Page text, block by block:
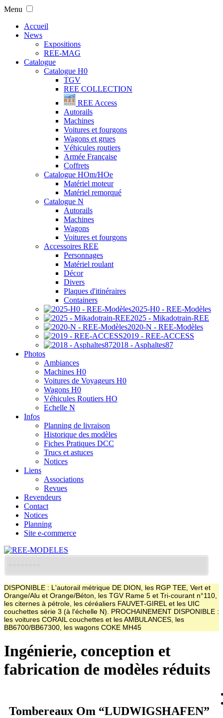
Menu
Accueil
News
Expositions
REE-MAG
Catalogue
Catalogue H0
TGV
REE COLLECTION
REE Access
Autorails
Machines
Voitures et fourgons
Wagons et grues
Véhicules routiers
Armée Française
Coffrets
Catalogue HOm/HOe
Matériel moteur
Matériel remorqué
Catalogue N
Autorails
Machines
Wagons
Voitures et fourgons
Accessoires REE
Personnages
Matériel roulant
Décor
Divers
Plaques d'itinéraires
Containers
2025-H0 - REE-Modèles
2025 - Mikadotrain-REE
2020-N - REE-Modèles
2019 - REE-ACCESS
2018 - Asphaltes87
Photos
Ambiances
Machines H0
Voitures de Voyageurs H0
Wagons H0
Véhicules Routiers HO
Echelle N
Infos
Planning de livraison
Historique des modèles
Fiches Pratiques DCC
Trucs et astuces
Notices
Liens
Associations
Revues
Revendeurs
Contact
Notices
Planning
Site e-commerce
DISPONIBLE : L'autorail métrique DE DION, les RGP TEE, Vert et
Orange/Alu et Orange/Béton, les TGV Rame 5 et Tri-courant n°110,
les citernes à pétrole, les céréaliers FAUVET-GIREL et les UIC
couchettes série 3 (à l'échelle N). PROCHAINEMENT DISPONIBLE :
les voitures CORAIL couchettes et les AMBULANCES, les
BB6700/BB67300, les wagons COKE MH45
Ingénierie, conception et
fabrication de modèles réduits
Tombereaux Om “LUDWIGSHAFEN”